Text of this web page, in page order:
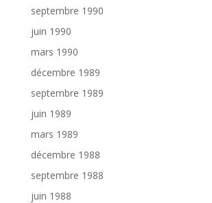
septembre 1990
juin 1990
mars 1990
décembre 1989
septembre 1989
juin 1989
mars 1989
décembre 1988
septembre 1988
juin 1988